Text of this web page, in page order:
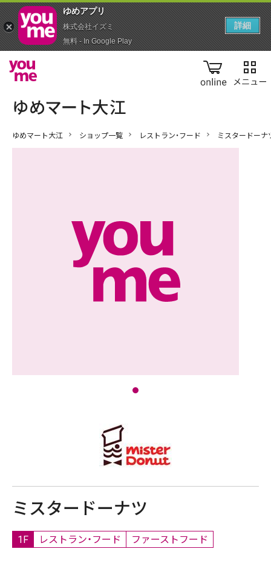
online
ゆめマート大江 ショップ一覧 レストラン・フード ミスタードーナ
ミスタードーナツ
1F レストラン・フード ファーストフード
ゆめアプ‪リ‬
株式会社イズミ
無料 - In Google Play
詳細